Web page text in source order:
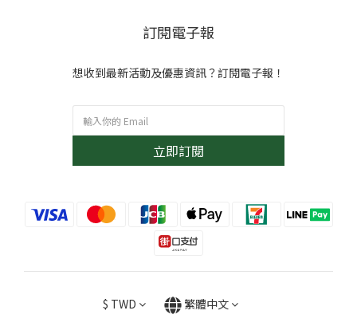
訂閱電子報
想收到最新活動及優惠資訊？訂閱電子報！
立即訂閱
$ TWD 繁體中文